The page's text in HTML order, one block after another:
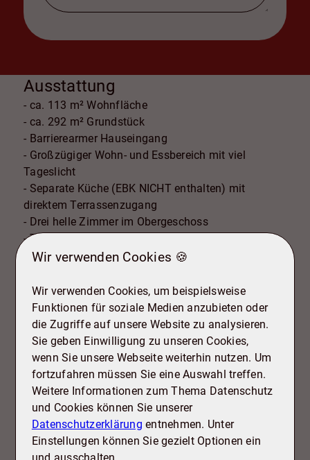
Ausstattung
- ca. 113 m² Wohnfläche
- ca. 292 m² Grundstück
- Barrierearmer Hauseingang
- Großzügiger Wohn- und Essbereich mit viel
Tageslicht
- Separate Küche (EBK NICHT enthalten) mit
direktem Terrassenzugang
- Drei helle Zimmer im Obergeschoss
- Teilweise bodentiefe Fenster
- Tageslichtbad mit Wanne und Dusche
- zusätzliche Nutzfläche im Dachgeschoss
- Geflieste und überdachte Terrasse
- Gepflegter Garten mit zusätzlichem Freisitz
- Dreifach verglaste Fenster (2014)
- Gedämmte Garage
- Stellplatz direkt am Haus
- Laufend saniert und modernisiert
- Ruhige, naturnahe Wohnlage mit guter Anbindung
an die Innenstadt
Wir verwenden Cookies 🍪
Wir verwenden Cookies, um beispielsweise
Funktionen für soziale Medien anzubieten oder
die Zugriffe auf unsere Website zu analysieren.
Sie geben Einwilligung zu unseren Cookies,
wenn Sie unsere Webseite weiterhin nutzen. Um
fortzufahren müssen Sie eine Auswahl treffen.
Weitere Informationen zum Thema Datenschutz
und Cookies können Sie unserer
Datenschutzerklärung entnehmen. Unter
Einstellungen können Sie gezielt Optionen ein